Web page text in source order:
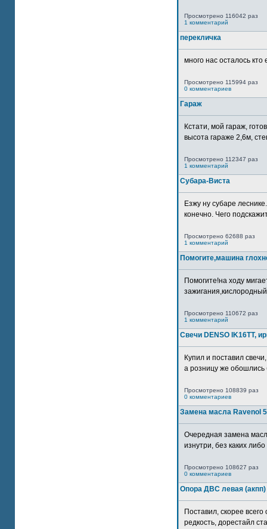
Просмотрено 116042 раз
1 комментарий
перекличка
много нас осталось
Просмотрено 115994 раз
0 комментариев
Гараж
Кстати, мой гараж,
высота гараже 2,6м,
Просмотрено 112347 раз
1 комментарий
Субара-Виста
Езжу ну субаре
конечно. Чего
Просмотрено 62688 раз
1 комментарий
Помогите,машина
Помогите!на ходу
Просмотрено 110672 раз
1 комментарий
Свечи DENSO IK16TT,
Купил и поставил
а розницу же обошлись
Просмотрено 108839 раз
0 комментариев
Замена масла Ravenol
Очередная замена
изнутри, без каких
Просмотрено 108627 раз
0 комментариев
Опора ДВС левая (акпп)
Поставил, скорее
редкость, дорестайл